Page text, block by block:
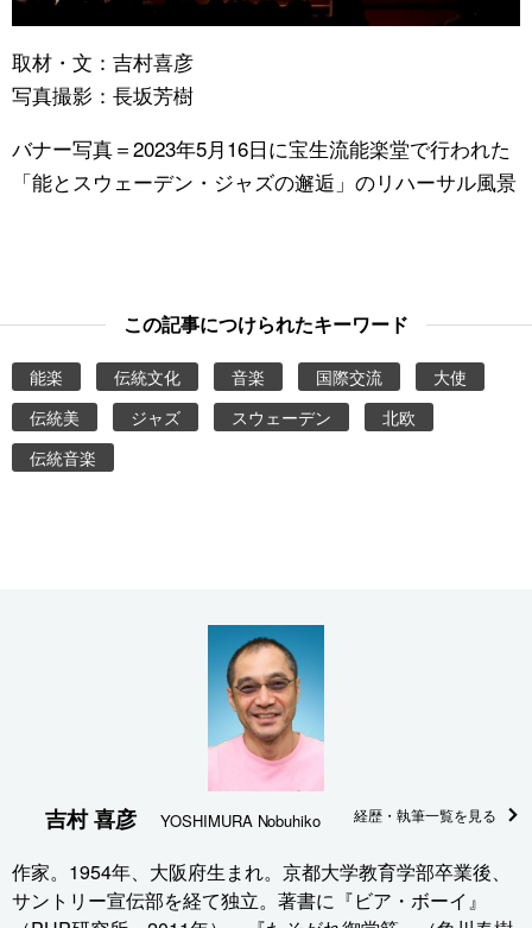
取材・文：吉村喜彦
写真撮影：長坂芳樹
バナー写真＝2023年5月16日に宝生流能楽堂で行われた
「能とスウェーデン・ジャズの邂逅」のリハーサル風景
この記事につけられたキーワード
能楽 伝統文化 音楽 国際交流
大使
伝統美
ジャズ スウェーデン
北欧
伝統音楽
吉村 喜彦 YOSHIMURA Nobuhiko 経歴・執筆一覧を見る
作家。1954年、大阪府生まれ。京都大学教育学部卒業後、
サントリー宣伝部を経て独立。著書に『ビア・ボーイ』